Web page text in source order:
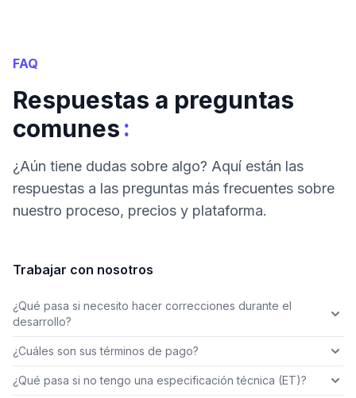
FAQ
Respuestas a preguntas
comunes:
¿Aún tiene dudas sobre algo? Aquí están las
respuestas a las preguntas más frecuentes sobre
nuestro proceso, precios y plataforma.
Trabajar con nosotros
¿Qué pasa si necesito hacer correcciones durante el
desarrollo?
¿Cuáles son sus términos de pago?
¿Qué pasa si no tengo una especificación técnica (ET)?